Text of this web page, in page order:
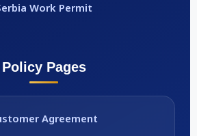
Work Permit
Policy Pages
Agreement